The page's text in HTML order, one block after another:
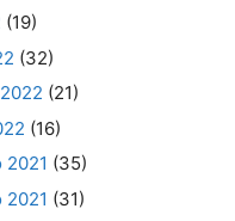
(19)
(32)
(21)
(16)
2021 (35)
2021 (31)